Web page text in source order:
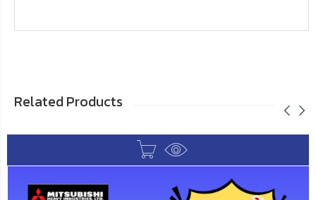
Related Products